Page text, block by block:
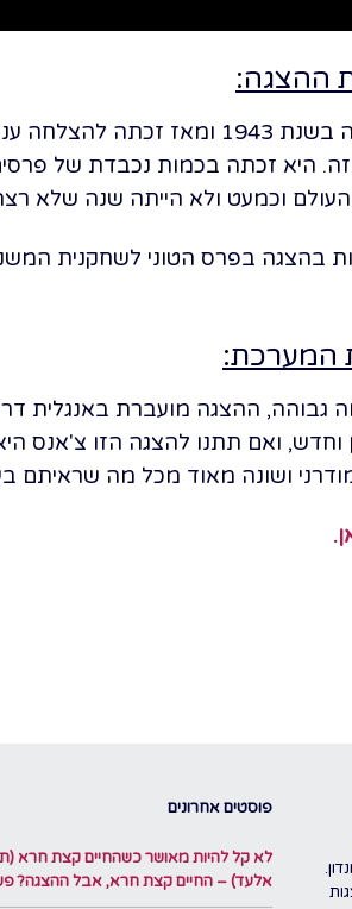
ההצגה:
ההפקה הראשונה של ההצגה עלתה
היא זכתה בכמות נכבדת של פרסים
וכמעט ולא הייתה שנה שלא רצה
המערכת:
גבוהה, ההצגה מועברת באנגלית
וחדש, ואם תתנו להצגה הזו
ושונה מאוד מכל מה שראיתם
פוסטים אחרונים
לא קל להיות מאושר כשהחיים קצת חרא
אלעד) – החיים קצת חרא, אבל ההצגה?